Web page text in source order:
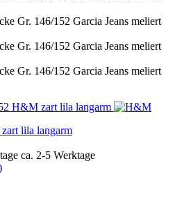
lila langarm
ca. 2-5 Werktage